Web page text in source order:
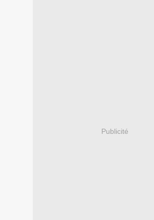
Publicité